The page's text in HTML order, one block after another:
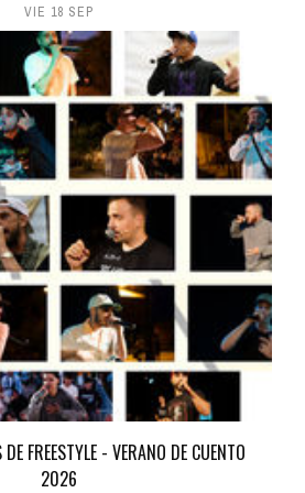
VIE 18 SEP
FREESTYLE - VERANO DE CUENTO
2026